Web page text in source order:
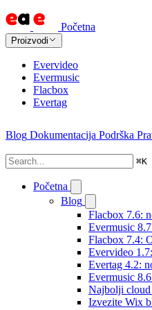
Početna
Proizvodi
Evervideo
Evermusic
Flacbox
Evertag
Blog Dokumentacija Podrška
⌘K
Početna
Blog
Flacbox 7.6:
Evermusic
Flacbox 7.4:
Evervideo
Evertag 4.2:
Evermusic
Najbolji cloud
Izvezite Wix